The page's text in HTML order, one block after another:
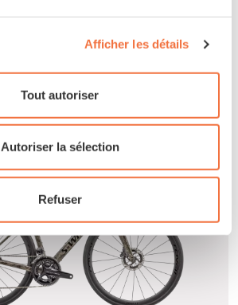
Afficher les détails
Tout autoriser
Autoriser la sélection
Refuser